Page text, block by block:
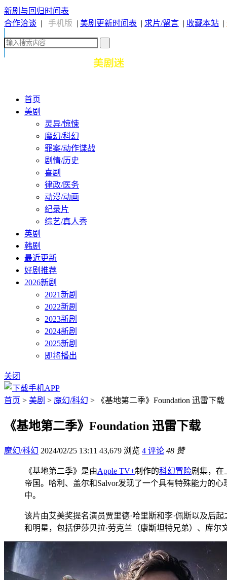
新剧与回归时间表
合作洽谈 | 手机版 | 美剧更新时间表 | 求片/留言 | 收藏本站 |
首页
美剧
灵异/惊悚
魔幻/科幻
罪案/动作谍战
剧情/历史
喜剧
律政/医务
动漫/动画
纪录片
综艺/真人秀
英剧
韩剧
最近更新
好剧推荐
2026新剧
2021新剧
2022新剧
2023新剧
2024新剧
2025新剧
即将播出
关闭
首页 > 美剧 > 魔幻/科幻 > 《基地第二季》Foundation 迅雷下载
《基地第二季》Foundation 迅雷下载
魔幻/科幻 2024/02/25 13:11 43,679 浏览 4 评论 48 赞
《基地第二季》是由Apple TV+制作的科幻冒险剧集，在
帝国。哈利、盖尔和Salvor发现了一个具有特殊能力的
中。
该片由艾美奖提名演员贾里德·哈里斯和李·佩斯以及后
和明星，包括伊莎贝拉·劳克兰（康斯坦特兄弟）、库尔